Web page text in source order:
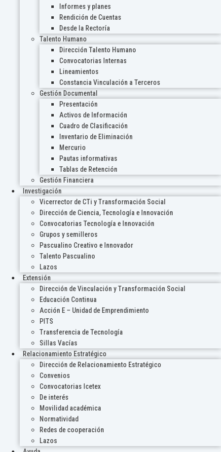
Informes y planes
Rendición de Cuentas
Desde la Rectoría
Talento Humano
Dirección Talento Humano
Convocatorias Internas
Lineamientos
Constancia Vinculación a Terceros
Gestión Documental
Presentación
Activos de Información
Cuadro de Clasificación
Inventario de Eliminación
Mercurio
Pautas informativas
Tablas de Retención
Gestión Financiera
Investigación
Vicerrector de CTi y Transformación Social
Dirección de Ciencia, Tecnología e Innovación
Convocatorias Tecnología e Innovación
Grupos y semilleros
Pascualino Creativo e Innovador
Talento Pascualino
Lazos
Extensión
Dirección de Vinculación y Transformación Social
Educación Continua
Acción E – Unidad de Emprendimiento
PITS
Transferencia de Tecnología
Sillas Vacías
Relacionamiento Estratégico
Dirección de Relacionamiento Estratégico
Convenios
Convocatorias Icetex
De interés
Movilidad académica
Normatividad
Redes de cooperación
Lazos